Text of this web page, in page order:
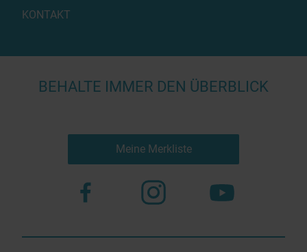
KONTAKT
BEHALTE IMMER DEN ÜBERBLICK
Meine Merkliste